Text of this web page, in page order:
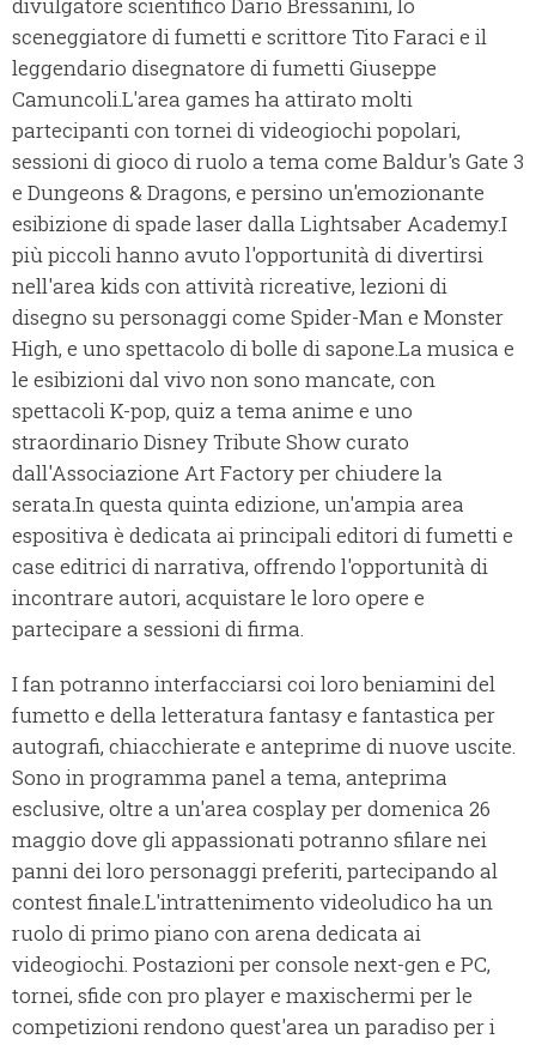
sceneggiatore di fumetti e scrittore Tito Faraci e il
leggendario disegnatore di fumetti Giuseppe
Camuncoli.L'area games ha attirato molti
partecipanti con tornei di videogiochi popolari,
sessioni di gioco di ruolo a tema come Baldur's Gate 3
e Dungeons & Dragons, e persino un'emozionante
esibizione di spade laser dalla Lightsaber Academy.I
più piccoli hanno avuto l'opportunità di divertirsi
nell'area kids con attività ricreative, lezioni di
disegno su personaggi come Spider-Man e Monster
High, e uno spettacolo di bolle di sapone.La musica e
le esibizioni dal vivo non sono mancate, con
spettacoli K-pop, quiz a tema anime e uno
straordinario Disney Tribute Show curato
dall'Associazione Art Factory per chiudere la
serata.In questa quinta edizione, un'ampia area
espositiva è dedicata ai principali editori di fumetti e
case editrici di narrativa, offrendo l'opportunità di
incontrare autori, acquistare le loro opere e
partecipare a sessioni di firma.
I fan potranno interfacciarsi coi loro beniamini del
fumetto e della letteratura fantasy e fantastica per
autografi, chiacchierate e anteprime di nuove uscite.
Sono in programma panel a tema, anteprima
esclusive, oltre a un'area cosplay per domenica 26
maggio dove gli appassionati potranno sfilare nei
panni dei loro personaggi preferiti, partecipando al
contest finale.L'intrattenimento videoludico ha un
ruolo di primo piano con arena dedicata ai
videogiochi. Postazioni per console next-gen e PC,
tornei, sfide con pro player e maxischermi per le
competizioni rendono quest'area un paradiso per i